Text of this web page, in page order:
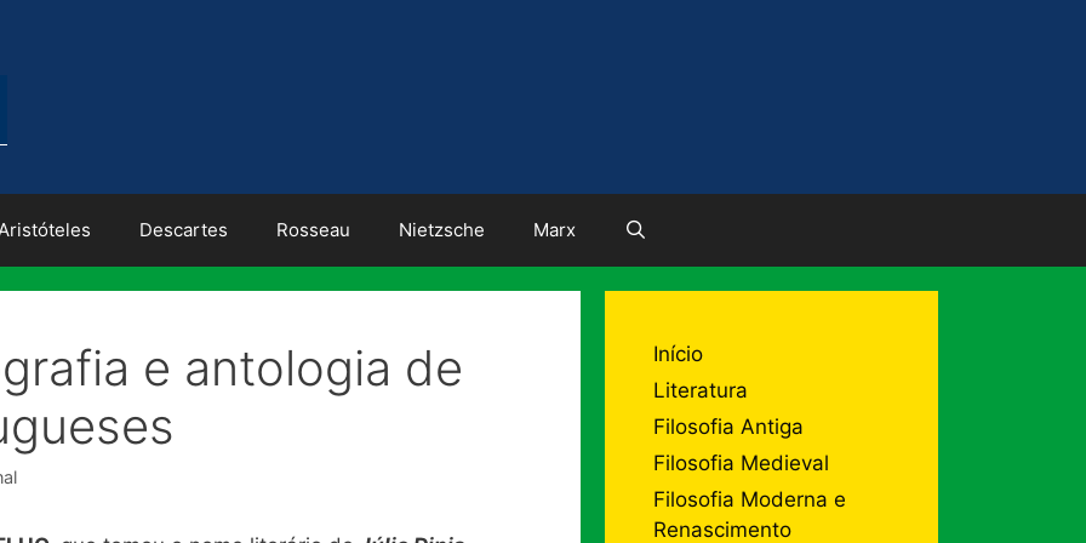
Descartes Rosseau Nietzsche Marx
e antologia de
Início
Literatura
Filosofia Antiga
Filosofia Medieval
Filosofia Moderna e
Renascimento